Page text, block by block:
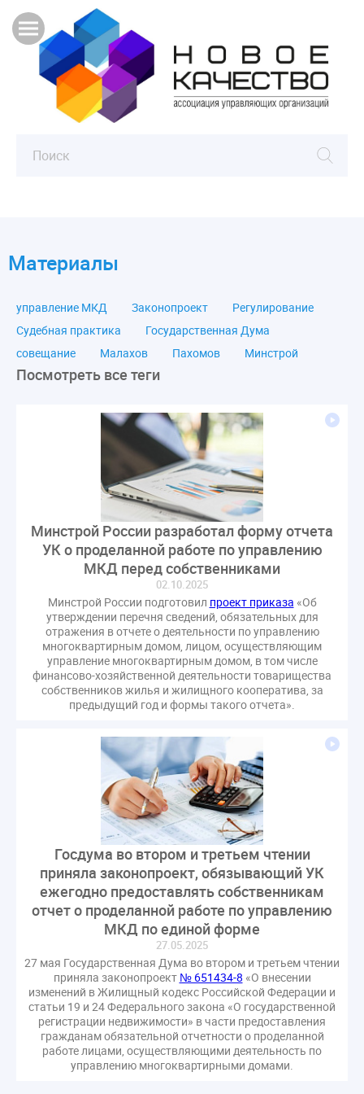
Материалы
управление МКД Законопроект
Регулирование
Судебная практика
Государственная Дума
совещание
Малахов Пахомов
Минстрой
ЛикбезЖКХ
ЖКХ
Строительная неделя
лицензирование
Верховный суд
управляющие компании
МКД
капремонт Вебинар
Комитет по строительству и ЖКХ
Обсуждение
Пени за ЖКУ
Постановление Правительства РФ
ЖКУ
Новое качество
ОСС
Правила
задолженность граждан
ГОСТ
Постановление
Правительство РФ
исполнительная надпись
ВДГО
ВКГО
Персональные данные
Приказ
Сергей Пахомов
ТКО
ЭкспертЖКХ
договор управления МКД
лицензия
операторы связи
проверки
газовое оборудование
государственная дума
обращение
общее имущество
проверки ЖКХ
саморегулирование
управляющие организации
Альберт Короленко
ЖК РФ КоАП РФ
Почта России
Стандарты и качество
встреча
мероприятия
налоговая реформа
общее собрание собственников
ответственность
перерасчет платы
тарифы
штраф
ВОК
Всероссийское совещание
ГД
Госсовет
ЕИРЦ
Жилищная инспекция
Закон Хинштейна
Зарубежный опыт
Исследования
Казань
МВД
Минфин НДС
Общественная палата
Проект
Рабочая группа
Посмотреть все теги
Минстрой России разработал форму отчета
УК о проделанной работе по управлению
МКД перед собственниками
02.10.2025
Минстрой России подготовил проект приказа «Об
утверждении перечня сведений, обязательных для
отражения в отчете о деятельности по управлению
многоквартирным домом, лицом, осуществляющим
управление многоквартирным домом, в том числе
финансово-хозяйственной деятельности товарищества
собственников жилья и жилищного кооператива, за
предыдущий год и формы такого отчета».
Госдума во втором и третьем чтении
приняла законопроект, обязывающий УК
ежегодно предоставлять собственникам
отчет о проделанной работе по управлению
МКД по единой форме
27.05.2025
27 мая Государственная Дума во втором и третьем чтении
приняла законопроект № 651434-8 «О внесении
изменений в Жилищный кодекс Российской Федерации и
статьи 19 и 24 Федерального закона «О государственной
регистрации недвижимости» в части предоставления
гражданам обязательной отчетности о проделанной
работе лицами, осуществляющими деятельность по
управлению многоквартирными домами.